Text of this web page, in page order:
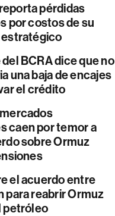
pérdidas
por costos de su
BCRA dice que no
una baja de encajes
el crédito
caen por temor a
sobre Ormuz
el acuerdo entre
para reabrir Ormuz
petróleo